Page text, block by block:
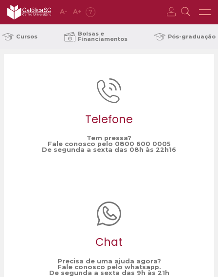
A- A+ ?
Cursos Bolsas e
Financiamentos Pós-graduação
Telefone
Tem pressa?
Fale conosco pelo 0800 600 0005
De segunda a sexta das 08h às 22h16
Chat
Precisa de uma ajuda agora?
Fale conosco pelo whatsapp.
De segunda a sexta das 9h às 21h